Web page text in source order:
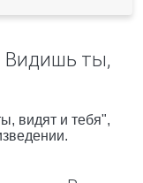
Видишь ты,
видят и тебя",